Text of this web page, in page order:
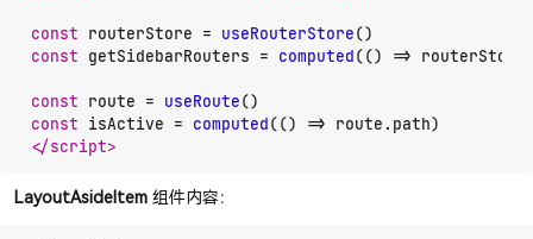
const routerStore = useRouterStore
const getSidebarRouters = computed(() =>
const route = useRoute
const isActive = computed(() => route. path
</script>
LayoutAsideItem 组件内容：